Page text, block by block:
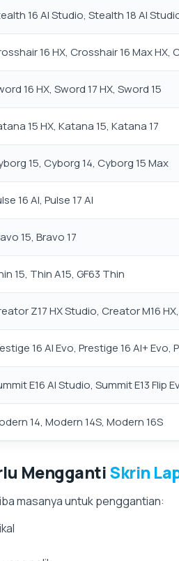
16 AI Studio, Stealth 18 AI
16 HX, Crosshair 16 Max HX,
16 HX, Sword 17 HX, Sword 15
15 HX, Katana 15, Katana 17
15, Cyborg 14, Cyborg 15 Max
16 AI, Pulse 17 AI
15, Bravo 17
15, Thin A15, GF63 Thin
Z17 HX Studio, Creator M16
16 AI Evo, Prestige 16 AI+ Evo,
E16 AI Studio, Summit E13 Flip
14, Modern 14S, Modern 16S
MenggantiSkrin
masanya untuk penggantian: